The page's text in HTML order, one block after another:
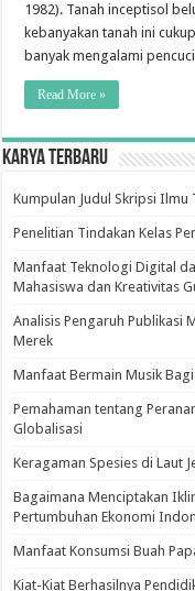
1982). Tanah inceptisol
kebanyakan tanah ini
banyak mengalami
Read More »
Karya Terbaru
Kumpulan Judul Skripsi Ilmu
Penelitian Tindakan Kelas
Manfaat Teknologi Digital
Mahasiswa dan Kreativitas
Analisis Pengaruh Publikasi
Merek
Manfaat Bermain Musik Bagi
Pemahaman tentang
Globalisasi
Keragaman Spesies di Laut
Bagaimana Menciptakan
Pertumbuhan Ekonomi
Manfaat Konsumsi Buah
Kiat-Kiat Berhasilnya